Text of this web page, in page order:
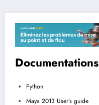
Documentations
Python
Maya 2013 User’s guide